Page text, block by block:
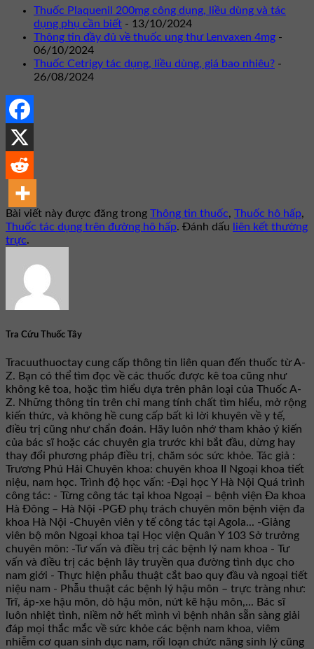
Thuốc Plaquenil 200mg công dụng, liều dùng và tác
dụng phụ cần biết - 13/10/2024
Thông tin đầy đủ về thuốc ung thư Lenvaxen 4mg -
06/10/2024
Thuốc Cetrigy tác dụng, liều dùng, giá bao nhiêu? -
26/08/2024
Bài viết này được đăng trong Thông tin thuốc, Thuốc hô hấp,
Thuốc tác dụng trên đường hô hấp. Đánh dấu
liên kết thường
trực.
Tra Cứu Thuốc Tây
Tracuuthuoctay cung cấp thông tin liên quan đến thuốc từ A-
Z. Bạn có thể tìm đọc về các thuốc được kê toa cũng như
không kê toa, hoặc tìm hiểu dựa trên phân loại của Thuốc A-
Z. Những thông tin trên chỉ mang tính chất tìm hiểu, mở rộng
kiến thức, và không hề cung cấp bất kì lời khuyên về y tế,
điều trị cũng như chẩn đoán. Hãy luôn nhớ tham khảo ý kiến
của bác sĩ hoặc các chuyên gia trước khi bắt đầu, dừng hay
thay đổi phương pháp điều trị, chăm sóc sức khỏe. Tác giả :
Trương Phú Hải Chuyên khoa: chuyên khoa II Ngoại khoa tiết
niệu, nam học. Trình độ học vấn: -Đại học Y Hà Nội Quá trình
công tác: - Từng công tác tại khoa Ngoại – bệnh viện Đa khoa
Hà Đông – Hà Nội -PGĐ phụ trách chuyên môn bệnh viện đa
khoa Hà Nội -Chuyên viên y tế công tác tại Agola... -Giảng
viên bộ môn Ngoại khoa tại Học viện Quân Y 103 Sở trưởng
chuyên môn: -Tư vấn và điều trị các bệnh lý nam khoa - Tư
vấn và điều trị các bệnh lây truyền qua đường tình dục cho
nam giới - Thực hiện phẫu thuật cắt bao quy đầu và ngoại tiết
niệu nam - Phẫu thuật các bệnh lý hậu môn – trực tràng như:
Trĩ, áp-xe hậu môn, dò hậu môn, nứt kẽ hậu môn,... Bác sĩ
luôn nhiệt tình, niềm nở hết mình vì bệnh nhân sẵn sàng giải
đáp mọi thắc mắc về sức khỏe các bệnh nam khoa, viêm
nhiễm cơ quan sinh dục nam, rối loạn chức năng sinh lý cũng